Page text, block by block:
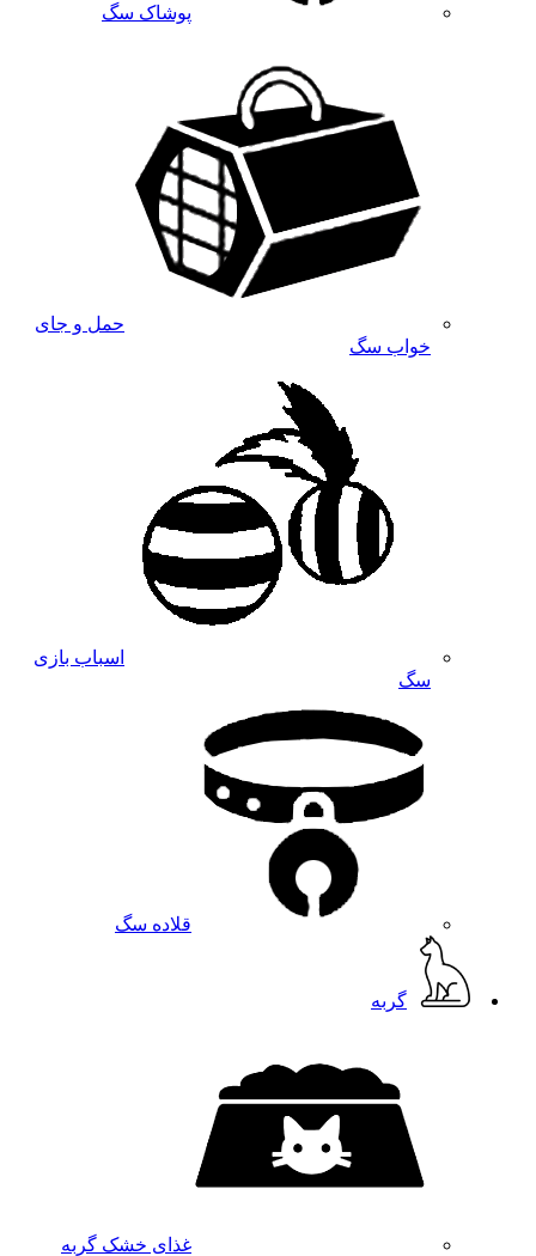
پوشاک سگ
حمل و جای
خواب سگ
اسباب بازی
سگ
قلاده سگ
گربه
غذای خشک گربه